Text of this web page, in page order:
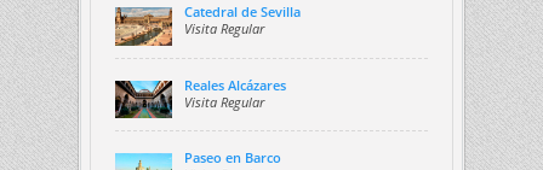
Catedral de Sevilla
Visita Regular
Reales Alcázares
Visita Regular
Paseo en Barco